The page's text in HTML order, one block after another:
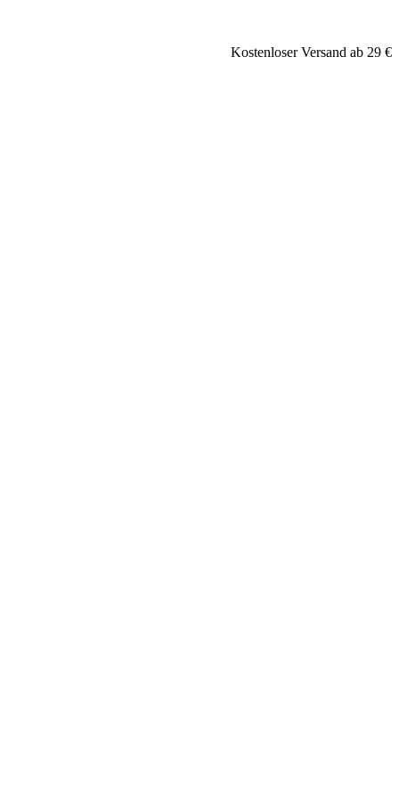
Kostenloser Versand ab 29 €